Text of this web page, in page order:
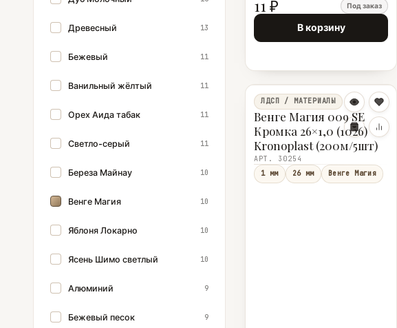
Древесный 13
Бежевый 11
Ванильный жёлтый 11
Орех Аида табак 11
Светло-серый 11
Береза Майнау 10
Венге Магия 10
Яблоня Локарно 10
Ясень Шимо светлый 10
Алюминий 9
Бежевый песок 9
11 ₽ Под заказ
В корзину
ЛДСП / МАТЕРИАЛЫ
Венге Магия 009 SE
Кромка 26×1,0 (1026)
Kronoplast (200м/5шт)
АРТ. 30254
1 мм
26 мм Венге Магия